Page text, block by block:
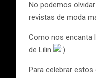
No podemos
revistas de moda
Como nos encanta
de Lilin
Para celebrar